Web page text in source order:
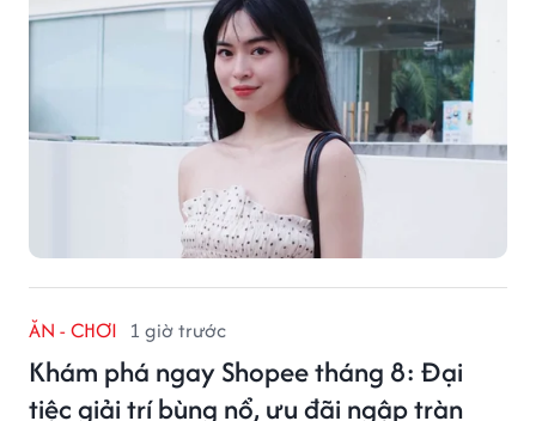
ĂN - CHƠI 1 giờ trước
Khám phá ngay Shopee tháng 8: Đại
tiệc giải trí bùng nổ, ưu đãi ngập tràn